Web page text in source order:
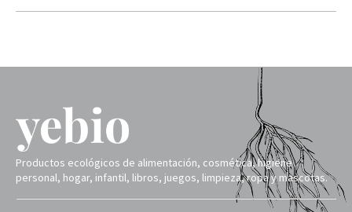
Productos ecológicos de alimentación, cosmética, higiene
personal, hogar, infantil, libros, juegos, limpieza, ropa y mascotas.